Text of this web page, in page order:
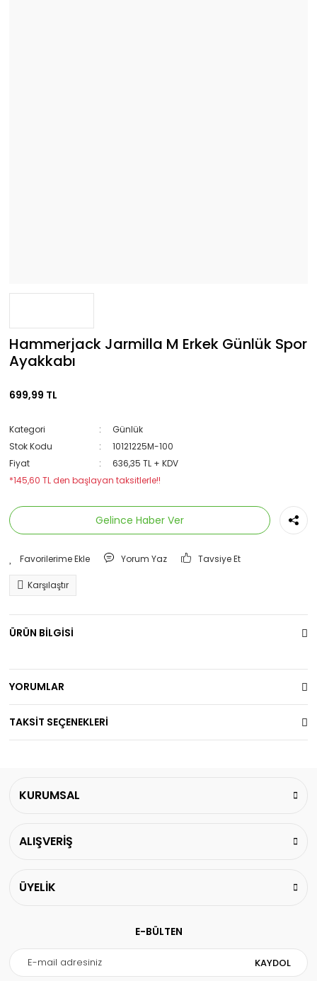
Hammerjack Jarmilla M Erkek Günlük Spor
Ayakkabı
699,99 TL
Kategori
Günlük
Stok Kodu
10121225M-100
Fiyat
636,35 TL + KDV
*145,60 TL den başlayan taksitlerle!!
Gelince Haber Ver
Yorum Yaz Tavsiye Et
Karşılaştır
ÜRÜN BİLGİSİ
YORUMLAR
TAKSİT SEÇENEKLERİ
KURUMSAL
ALIŞVERİŞ
ÜYELİK
E-BÜLTEN
KAYDOL